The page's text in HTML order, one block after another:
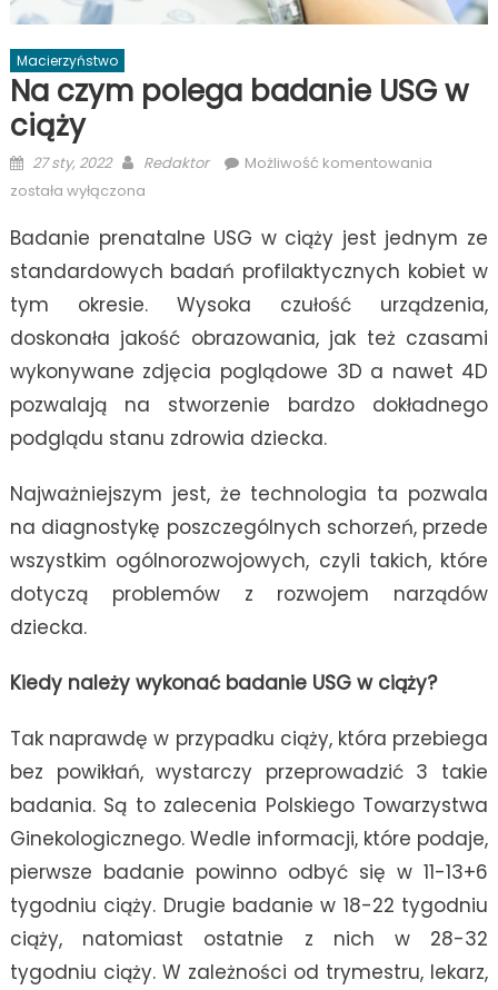
Macierzyństwo
Na czym polega badanie USG w
ciąży
Posted
on
27 sty, 2022 Author
Redaktor Możliwość komentowaniaNa
badanie
USG
ciąży
została wyłączona
Badanie prenatalne USG w ciąży jest jednym ze
standardowych badań profilaktycznych kobiet w
tym okresie. Wysoka czułość urządzenia,
doskonała jakość obrazowania, jak też czasami
wykonywane zdjęcia poglądowe 3D a nawet 4D
pozwalają na stworzenie bardzo dokładnego
podglądu stanu zdrowia dziecka.
Najważniejszym jest, że technologia ta pozwala
na diagnostykę poszczególnych schorzeń, przede
wszystkim ogólnorozwojowych, czyli takich, które
dotyczą problemów z rozwojem narządów
dziecka.
Kiedy należy wykonać badanie USG w ciąży?
Tak naprawdę w przypadku ciąży, która przebiega
bez powikłań, wystarczy przeprowadzić 3 takie
badania. Są to zalecenia Polskiego Towarzystwa
Ginekologicznego. Wedle informacji, które podaje,
pierwsze badanie powinno odbyć się w 11-13+6
tygodniu ciąży. Drugie badanie w 18-22 tygodniu
ciąży, natomiast ostatnie z nich w 28-32
tygodniu ciąży. W zależności od trymestru, lekarz,